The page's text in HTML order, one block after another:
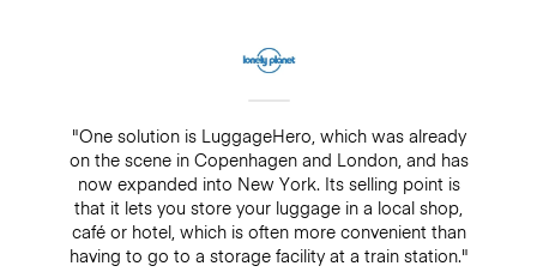
"One solution is LuggageHero, which was already
on the scene in Copenhagen and London, and has
now expanded into New York. Its selling point is
that it lets you store your luggage in a local shop,
café or hotel, which is often more convenient than
having to go to a storage facility at a train station."